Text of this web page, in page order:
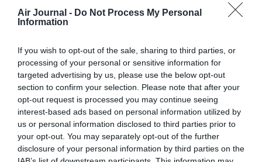
Air Journal - Do Not Process My Personal
Information
If you wish to opt-out of the sale, sharing to third parties, or
processing of your personal or sensitive information for
targeted advertising by us, please use the below opt-out
section to confirm your selection. Please note that after your
opt-out request is processed you may continue seeing
interest-based ads based on personal information utilized by
us or personal information disclosed to third parties prior to
your opt-out. You may separately opt-out of the further
disclosure of your personal information by third parties on the
ben76500a commenté :
30 avril 2016 - 11 h 45
min
même pas des années 60 le premier 737 au JT8D
est un dérivé d’un certain 707
RÉPONDRE